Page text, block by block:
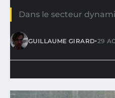
Dans le secteur
GUILLAUME GIRARD•29